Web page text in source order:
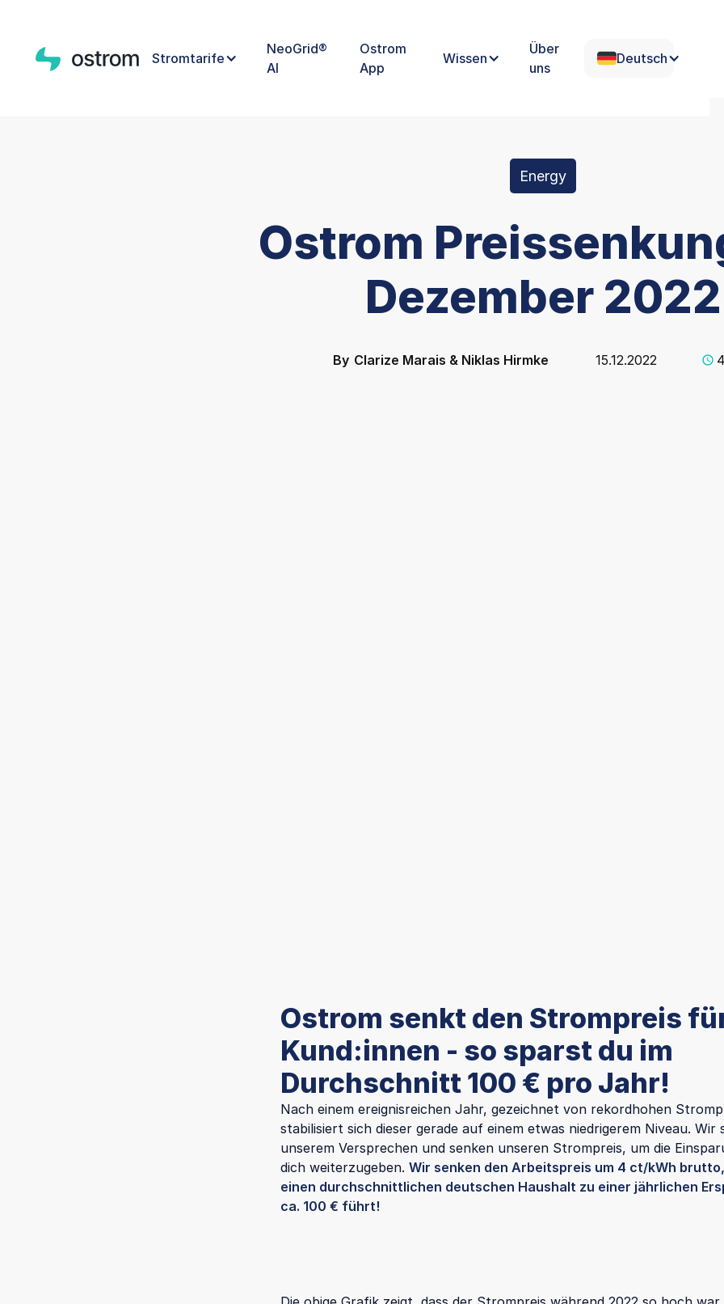
Stromtarife
NeoGrid®
AI
Ostrom
App
Wissen
Über
uns
Deutsch
Energy
Ostrom
Dezember 2022
By Clarize Marais & Niklas Hirmke 15.12.2022 4
Ostrom senkt den Strompreis
Kund:innen - so sparst du im
Durchschnitt 100 € pro Jahr!
Nach einem ereignisreichen Jahr, gezeichnet von rekordhohen
stabilisiert sich dieser gerade auf einem etwas niedrigerem Niveau. Wir
unserem Versprechen und senken unseren Strompreis, um die
dich weiterzugeben. Wir senken den Arbeitspreis um 4 ct/kWh
einen durchschnittlichen deutschen Haushalt zu einer jährlichen
ca. 100 € führt!